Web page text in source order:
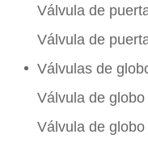
Válvula de
Válvula de
Válvulas de
Válvula de globo
Válvula de